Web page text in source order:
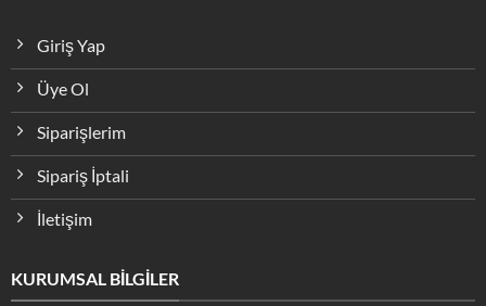
Giriş Yap
Üye Ol
Siparişlerim
Sipariş İptali
İletişim
KURUMSAL BİLGİLER